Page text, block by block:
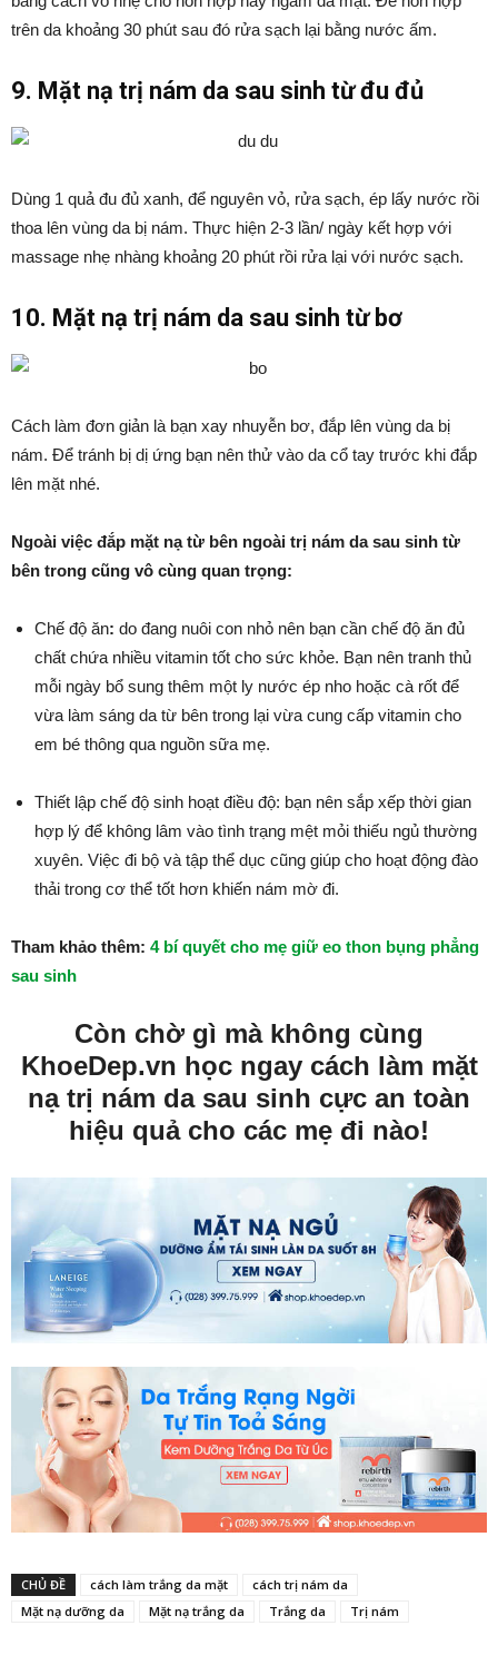
trên da khoảng 30 phút sau đó rửa sạch lại bằng nước ấm.
9. Mặt nạ trị nám da sau sinh từ đu đủ
Dùng 1 quả đu đủ xanh, để nguyên vỏ, rửa sạch, ép lấy nước rồi
thoa lên vùng da bị nám. Thực hiện 2-3 lần/ ngày kết hợp với
massage nhẹ nhàng khoảng 20 phút rồi rửa lại với nước sạch.
10. Mặt nạ trị nám da sau sinh từ bơ
Cách làm đơn giản là bạn xay nhuyễn bơ, đắp lên vùng da bị
nám. Để tránh bị dị ứng bạn nên thử vào da cổ tay trước khi đắp
lên mặt nhé.
Ngoài việc đắp mặt nạ từ bên ngoài trị nám da sau sinh từ
bên trong cũng vô cùng quan trọng:
Chế độ ăn: do đang nuôi con nhỏ nên bạn cần chế độ ăn đủ
chất chứa nhiều vitamin tốt cho sức khỏe. Bạn nên tranh thủ
mỗi ngày bổ sung thêm một ly nước ép nho hoặc cà rốt để
vừa làm sáng da từ bên trong lại vừa cung cấp vitamin cho
em bé thông qua nguồn sữa mẹ.
Thiết lập chế độ sinh hoạt điều độ: bạn nên sắp xếp thời gian
hợp lý để không lâm vào tình trạng mệt mỏi thiếu ngủ thường
xuyên. Việc đi bộ và tập thể dục cũng giúp cho hoạt động đào
thải trong cơ thể tốt hơn khiến nám mờ đi.
Tham khảo thêm: 4 bí quyết cho mẹ giữ eo thon bụng phẳng
sau sinh
Còn chờ gì mà không cùng
KhoeDep.vn học ngay cách làm mặt
nạ trị nám da sau sinh cực an toàn
hiệu quả cho các mẹ đi nào!
CHỦ ĐỀ cách làm trắng da mặt
cách trị nám da
Mặt nạ dưỡng da
Mặt nạ trắng da Trắng da Trị nám